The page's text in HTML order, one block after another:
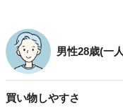
男性28歳(一
買い物しやすさ